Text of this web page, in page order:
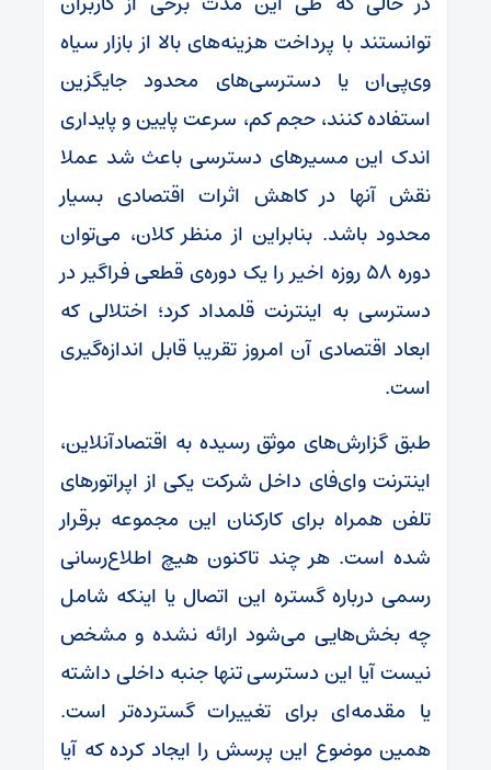
توانستند با پرداخت هزینه‌های بالا از بازار سیاه
وی‌پی‌ان یا دسترسی‌های محدود جایگزین
استفاده کنند، حجم کم، سرعت پایین و پایداری
اندک این مسیرهای دسترسی باعث شد عملا
نقش آنها در کاهش اثرات اقتصادی بسیار
محدود باشد. بنابراین از منظر کلان، می‌توان
دوره ۵۸ روزه اخیر را یک دوره‌ی قطعی فراگیر در
دسترسی به اینترنت قلمداد کرد؛ اختلالی که
ابعاد اقتصادی آن امروز تقریبا قابل اندازه‌گیری
است.
طبق گزارش‌های موثق رسیده به اقتصادآنلاین،
اینترنت وای‌فای داخل شرکت یکی از اپراتورهای
تلفن همراه برای کارکنان این مجموعه برقرار
شده است. هر چند تاکنون هیچ اطلاع‌رسانی
رسمی درباره گستره این اتصال یا اینکه شامل
چه بخش‌هایی می‌شود ارائه نشده و مشخص
نیست آیا این دسترسی تنها جنبه داخلی داشته
یا مقدمه‌ای برای تغییرات گسترده‌تر است.
همین موضوع این پرسش را ایجاد کرده که آیا